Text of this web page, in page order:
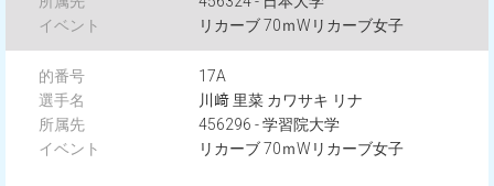
リカーブ 70ｍWリカーブ女子
17A
川﨑 里菜 カワサキ リナ
456296 - 学習院大学
リカーブ 70ｍWリカーブ女子